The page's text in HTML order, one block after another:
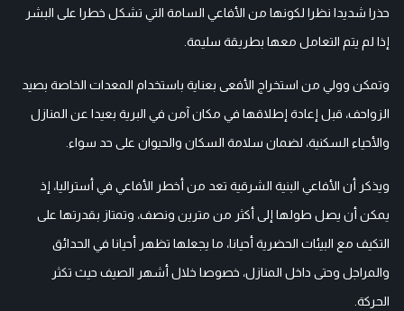
حذرا شديدا نظرا لكونها من الأفاعي السامة التي تشكل خطرا على البشر
إذا لم يتم التعامل معها بطريقة سليمة.
وتمكن وولي من استخراج الأفعى بعناية باستخدام المعدات الخاصة بصيد
الزواحف، قبل إعادة إطلاقها في مكان آمن في البرية بعيدا عن المنازل
والأحياء السكنية، لضمان سلامة السكان والحيوان على حد سواء.
ويذكر أن الأفاعي البنية الشرقية تعد من أخطر الأفاعي في أستراليا، إذ
يمكن أن يصل طولها إلى أكثر من مترين ونصف، وتمتاز بقدرتها على
التكيف مع البيئات الحضرية أحيانا، ما يجعلها تظهر أحيانا في الحدائق
والمراجل وحتى داخل المنازل، خصوصا خلال أشهر الصيف حيث تكثر
الحركة.